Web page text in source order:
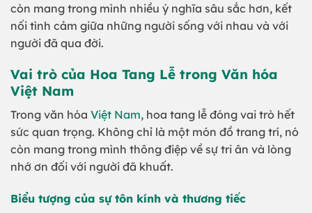
còn mang trong mình nhiều ý nghĩa sâu sắc hơn, kết
nối tình cảm giữa những người sống với nhau và với
người đã qua đời.
Vai trò của Hoa Tang Lễ trong Văn hóa
Việt Nam
Trong văn hóa Việt Nam, hoa tang lễ đóng vai trò hết
sức quan trọng. Không chỉ là một món đồ trang trí, nó
còn mang trong mình thông điệp về sự tri ân và lòng
nhớ ơn đối với người đã khuất.
Biểu tượng của sự tôn kính và thương tiếc